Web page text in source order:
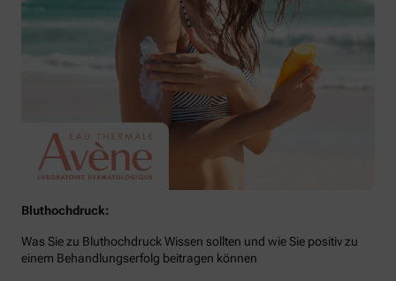
Bluthochdruck:
Was Sie zu Bluthochdruck Wissen sollten und wie Sie positiv zu
einem Behandlungserfolg beitragen können